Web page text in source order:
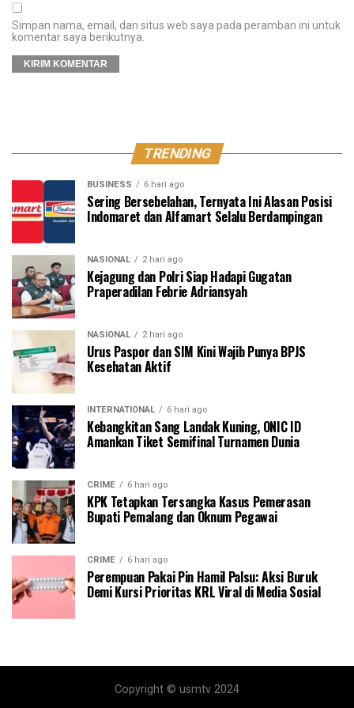
Simpan nama, email, dan situs web saya pada peramban ini untuk
komentar saya berikutnya.
TRENDING
BUSINESS 6 hari ago
Sering Bersebelahan, Ternyata Ini Alasan Posisi
Indomaret dan Alfamart Selalu Berdampingan
NASIONAL 2 hari ago
Kejagung dan Polri Siap Hadapi Gugatan
Praperadilan Febrie Adriansyah
NASIONAL 2 hari ago
Urus Paspor dan SIM Kini Wajib Punya BPJS
Kesehatan Aktif
INTERNATIONAL 6 hari ago
Kebangkitan Sang Landak Kuning, ONIC ID
Amankan Tiket Semifinal Turnamen Dunia
CRIME 6 hari ago
KPK Tetapkan Tersangka Kasus Pemerasan
Bupati Pemalang dan Oknum Pegawai
CRIME 6 hari ago
Perempuan Pakai Pin Hamil Palsu: Aksi Buruk
Demi Kursi Prioritas KRL Viral di Media Sosial
Copyright © usmtv 2024